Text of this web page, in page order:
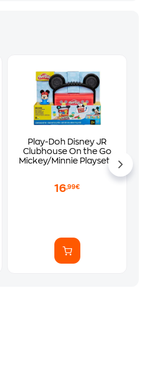
Play-Doh Disney JR
Clubhouse On the Go
Mickey/Minnie Playset -
16,99€